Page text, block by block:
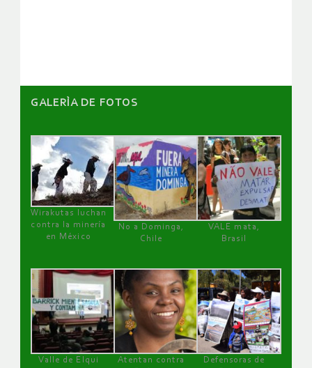
GALERÌA DE FOTOS
Wirakutas luchan
contra la minería
en México
No a Dominga,
Chile
VALE mata,
Brasil
Valle de Elqui
Atentan contra
Defensoras de